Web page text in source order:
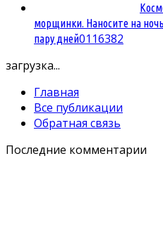
морщинки. Наносите на
пару дней0116382
загрузка...
Главная
Все публикации
Обратная связь
Последние комментарии